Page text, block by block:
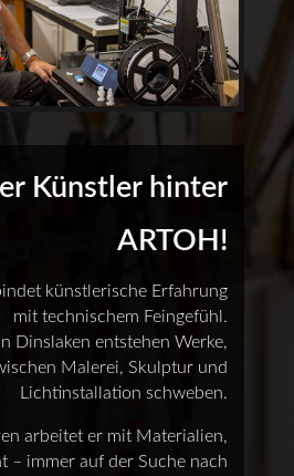
Künstler hinter
ARTOH!
künstlerische Erfahrung
mit technischem Feingefühl.
Dinslaken entstehen Werke,
Malerei, Skulptur und
Lichtinstallation schweben.
arbeitet er mit Materialien,
– immer auf der Suche nach